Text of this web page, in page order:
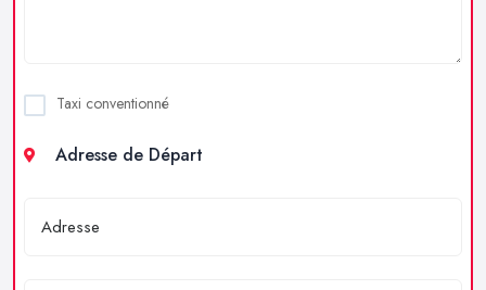
Taxi conventionné
Adresse de Départ